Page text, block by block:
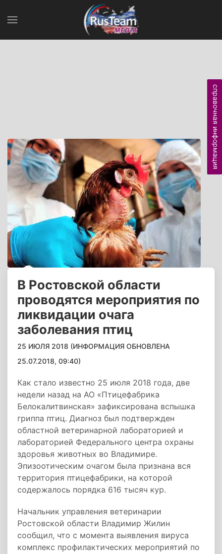
В Ростовской области
проводятся мероприятия по
ликвидации очага
заболевания птиц
25 ИЮЛЯ 2018 (ИНФОРМАЦИЯ ОБНОВЛЕНА
25.07.2018, 09:40)
Как стало известно 25 июля 2018 года, две
недели назад на АО «Птицефабрика
Белокалитвинская» зафиксирована вспышка
гриппа птиц. Диагноз был подтвержден
областной ветеринарной лабораторией и
лабораторией Федерального центра охраны
здоровья животных во Владимире.
Эпизоотическим очагом была признана вся
территория птицефабрики, на которой
содержалось порядка 616 тысяч кур.
Начальник управления ветеринарии
Ростовской области Владимир Жилин
сообщил, что с момента выявления вируса
комплекс профилактических мероприятий по
справочная информация